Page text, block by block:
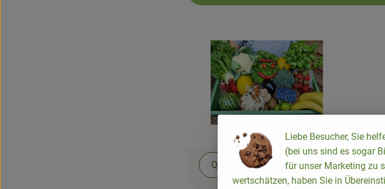
Qu'est-ce qu'il y a dedans ?
Liebe Besucher, Sie
(bei uns sind es sogar
für unser Marketing zu
wertschätzen, haben Sie in